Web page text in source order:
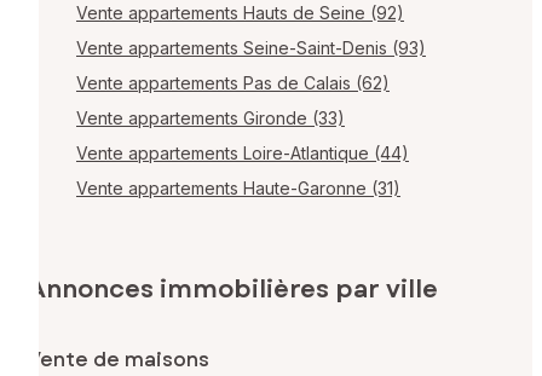
Vente appartements Hauts de Seine (92)
Vente appartements Seine-Saint-Denis (93)
Vente appartements Pas de Calais (62)
Vente appartements Gironde (33)
Vente appartements Loire-Atlantique (44)
Vente appartements Haute-Garonne (31)
Annonces immobilières par ville
Vente de maisons